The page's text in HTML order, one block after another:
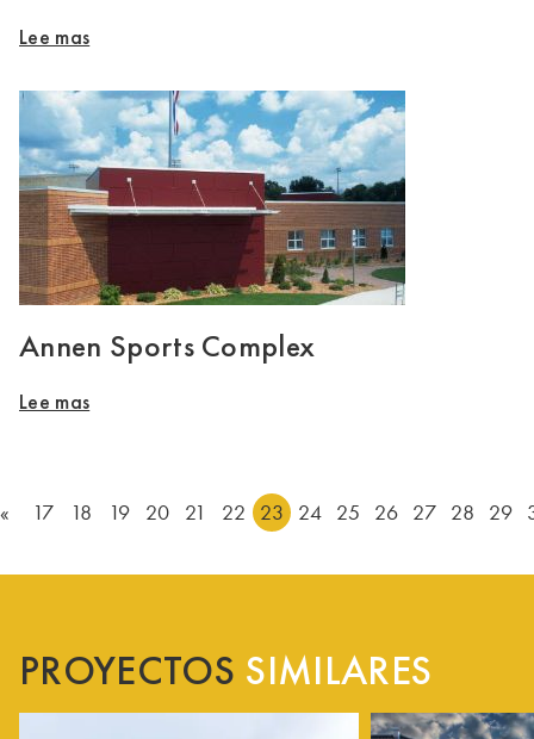
Lee mas
Annen Sports Complex
Lee mas
« 17 18 19 20 21 22 23 24 25 26 27 28 29
PROYECTOS SIMILARES